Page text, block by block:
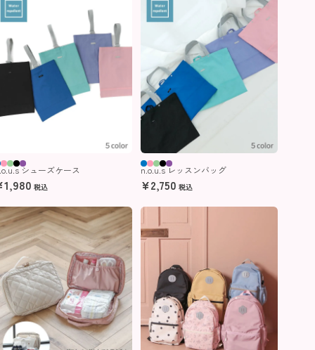
シューズケース
1,980 税込
n.o.u.s レッスンバッグ
¥2,750 税込